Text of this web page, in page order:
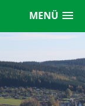
MENÜ